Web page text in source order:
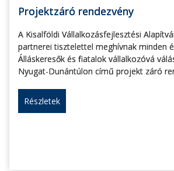
Projektzáró rendezvény
A Kisalföldi Vállalkozásfejlesztési
partnerei tisztelettel meghívnak minden
Álláskeresők és fiatalok vállalkozóvá
Nyugat-Dunántúlon című projekt záró
Részletek